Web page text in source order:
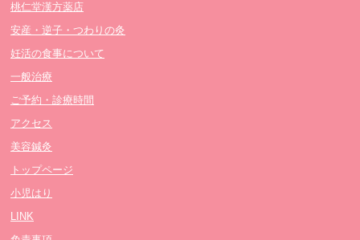
桃仁堂漢方薬店
安産・逆子・つわりの灸
妊活の食事について
一般治療
ご予約・診療時間
アクセス
美容鍼灸
トップページ
小児はり
LINK